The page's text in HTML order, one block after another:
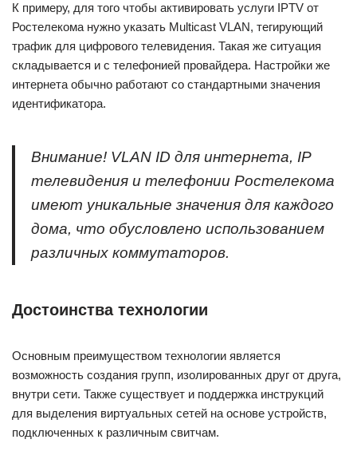
К примеру, для того чтобы активировать услуги IPTV от
Ростелекома нужно указать Multicast VLAN, тегирующий
трафик для цифрового телевидения. Такая же ситуация
складывается и с телефонией провайдера. Настройки же
интернета обычно работают со стандартными значения
идентификатора.
Внимание! VLAN ID для интернета, IP
телевидения и телефонии Ростелекома
имеют уникальные значения для каждого
дома, что обусловлено использованием
различных коммутаторов.
Достоинства технологии
Основным преимуществом технологии является
возможность создания групп, изолированных друг от друга,
внутри сети. Также существует и поддержка инструкций
для выделения виртуальных сетей на основе устройств,
подключенных к различным свитчам.